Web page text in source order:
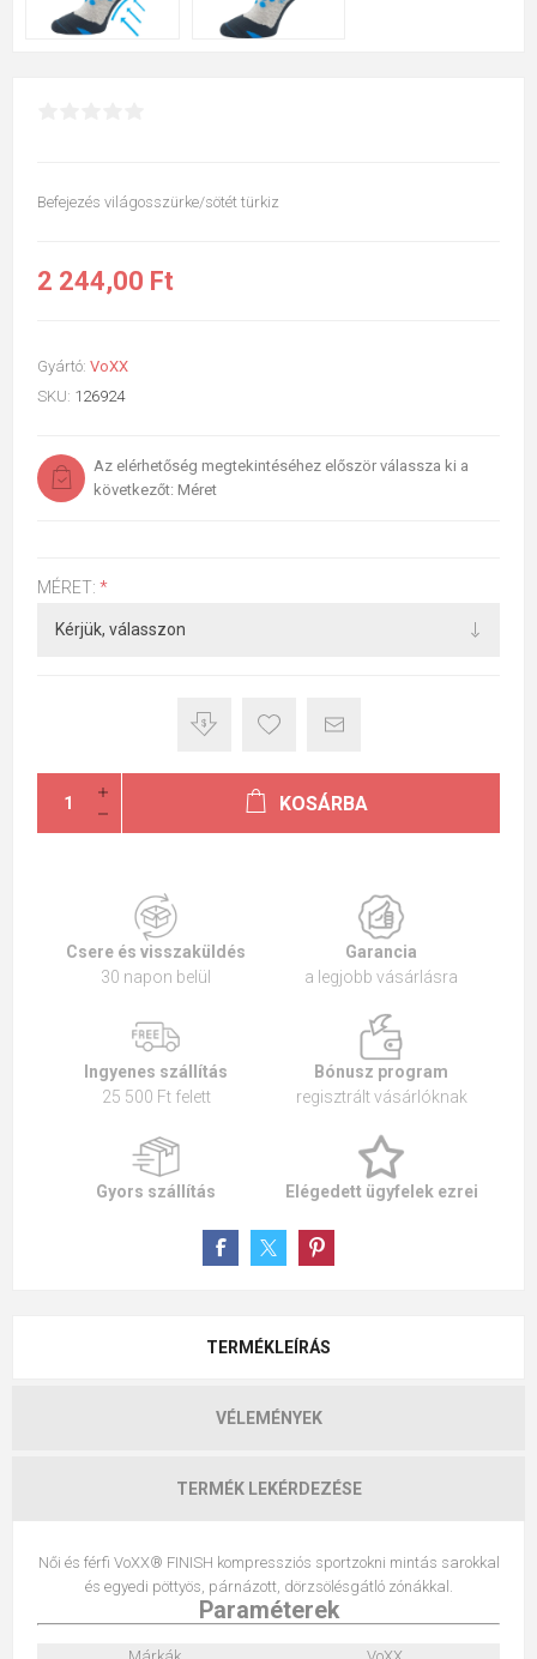
Befejezés világosszürke/sötét türkiz
2 244,00 Ft
Gyártó: VoXX
SKU: 126924
Az elérhetőség megtekintéséhez először válassza ki a
következőt: Méret
MÉRET: *
KOSÁRBA
Csere és visszaküldés
30 napon belül
Garancia
a legjobb vásárlásra
Ingyenes szállítás
25 500 Ft felett
Bónusz program
regisztrált vásárlóknak
Gyors szállítás Elégedett ügyfelek ezrei
TERMÉKLEÍRÁS
VÉLEMÉNYEK
TERMÉK LEKÉRDEZÉSE
Női és férfi VoXX® FINISH kompressziós sportzokni mintás sarokkal
és egyedi pöttyös, párnázott, dörzsölésgátló zónákkal.
Paraméterek